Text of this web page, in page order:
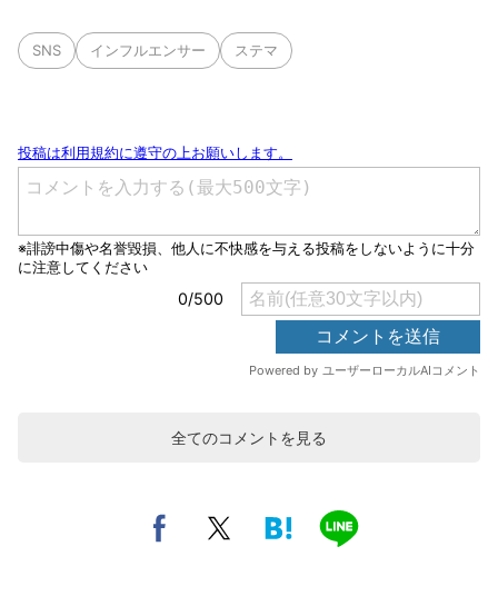
SNS インフルエンサー ステマ
全てのコメントを見る